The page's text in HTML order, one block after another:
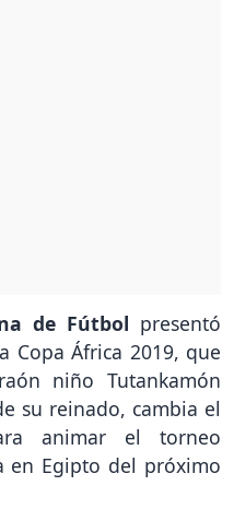
de Fútbol presentó
Copa África 2019, que
niño Tutankamón
su reinado, cambia el
animar el torneo
en Egipto del próximo